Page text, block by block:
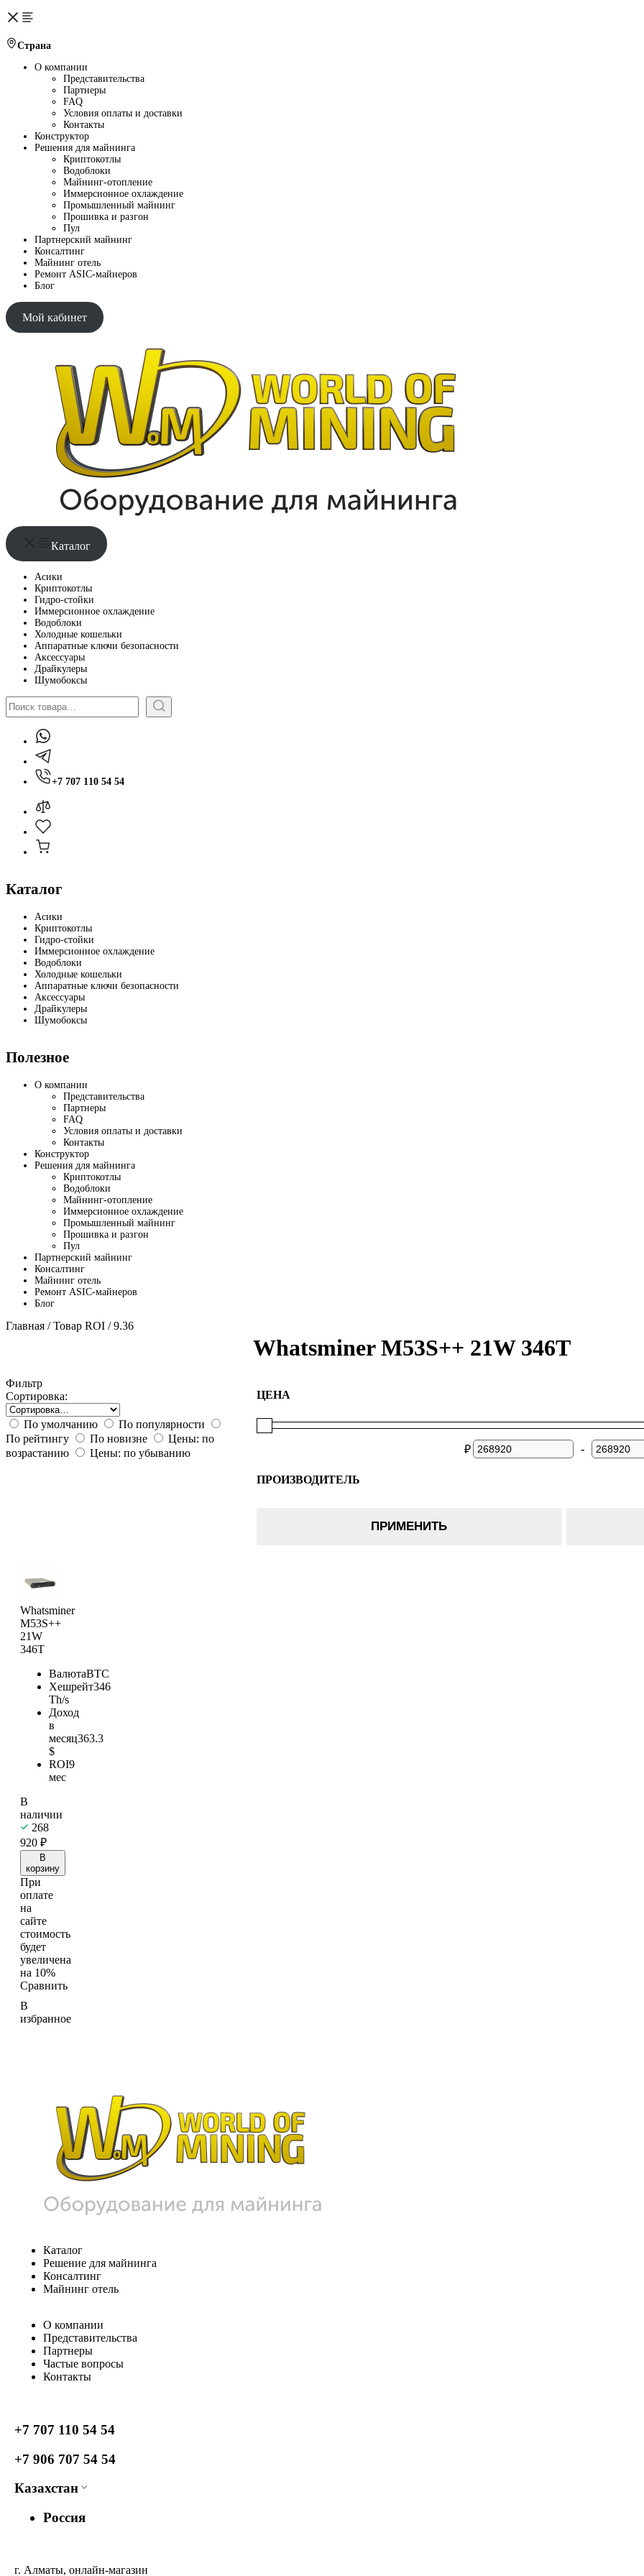
Страна
О компании
Представительства
Партнеры
FAQ
Условия оплаты и доставки
Контакты
Конструктор
Решения для майнинга
Криптокотлы
Водоблоки
Майнинг-отопление
Иммерсионное охлаждение
Промышленный майнинг
Прошивка и разгон
Пул
Партнерский майнинг
Консалтинг
Майнинг отель
Ремонт ASIC-майнеров
Блог
Мой кабинет
Каталог
Асики
Криптокотлы
Гидро-стойки
Иммерсионное охлаждение
Водоблоки
Холодные кошельки
Аппаратные ключи безопасности
Аксессуары
Драйкулеры
Шумобоксы
Поиск
+7 707 110 54 54
Каталог
Асики
Криптокотлы
Гидро-стойки
Иммерсионное охлаждение
Водоблоки
Холодные кошельки
Аппаратные ключи безопасности
Аксессуары
Драйкулеры
Шумобоксы
Полезное
О компании
Представительства
Партнеры
FAQ
Условия оплаты и доставки
Контакты
Конструктор
Решения для майнинга
Криптокотлы
Водоблоки
Майнинг-отопление
Иммерсионное охлаждение
Промышленный майнинг
Прошивка и разгон
Пул
Партнерский майнинг
Консалтинг
Майнинг отель
Ремонт ASIC-майнеров
Блог
Главная / Товар ROI / 9.36
Whatsminer M53S++ 21W 346T
Фильтр
Сортировка:
По умолчанию
По популярности
По рейтингу
По новизне
Цены: по
возрастанию
Цены: по убыванию
ЦЕНА
₽ -
ПРОИЗВОДИТЕЛЬ
ПРИМЕНИТЬ
Whatsminer
M53S++
21W
346T
ВалютаBTC
Хешрейт346
Th/s
Доход
в
месяц363.3
$
ROI9
мес
В
наличии
268
920 ₽
В
корзину
При
оплате
на
сайте
стоимость
будет
увеличена
на 10%
Сравнить
В
избранное
Каталог
Решение для майнинга
Консалтинг
Майнинг отель
О компании
Представительства
Партнеры
Частые вопросы
Контакты
+7 707 110 54 54
+7 906 707 54 54
Казахстан
Россия
г. Алматы, онлайн-магазин